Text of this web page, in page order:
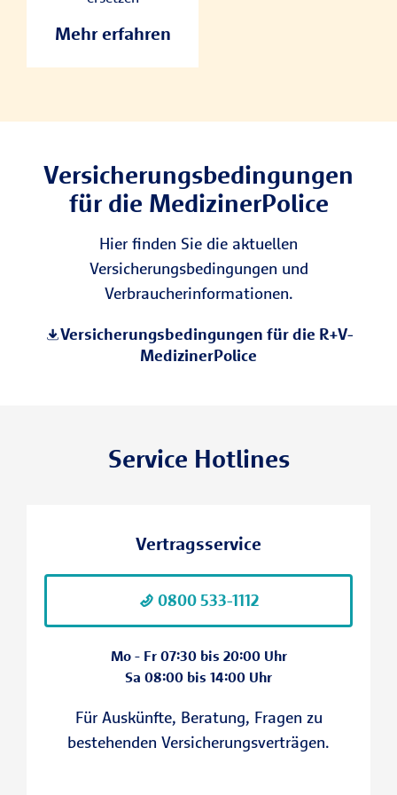
Mehr erfahren
hnik.
Versicherungsbedingungen
für die MedizinerPolice
Hier finden Sie die aktuellen
Versicherungsbedingungen und
Verbraucherinformationen.
​Versicherungsbedingungen für die R+V-
MedizinerPolice
Service Hotlines
Vertragsservice
0800 533-1112
Mo - Fr 07:30 bis 20:00 Uhr
Sa 08:00 bis 14:00 Uhr
Für Auskünfte, Beratung, Fragen zu
bestehenden Versicherungsverträgen.